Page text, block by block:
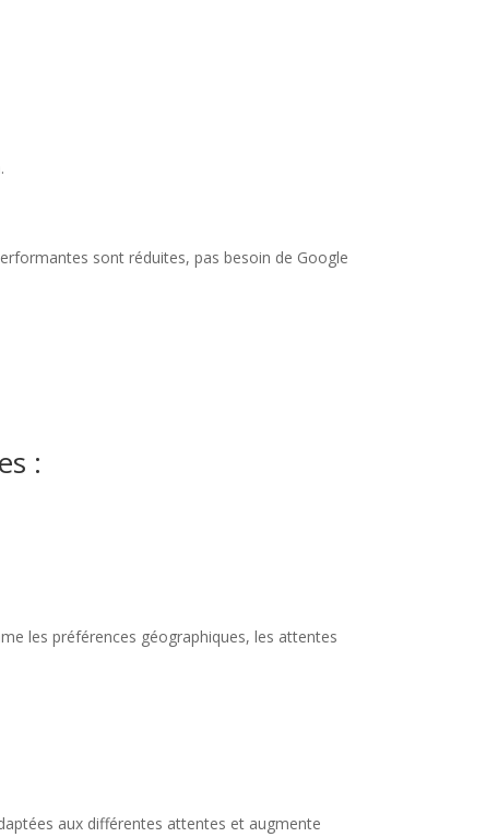
sont réduites, pas besoin de Google
:
les préférences géographiques, les attentes
aux différentes attentes et augmente